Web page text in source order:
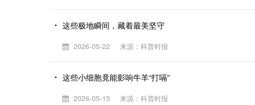
这些极地瞬间，藏着最美坚守
2026-05-22 来源：科普时报
这些小细胞竟能影响牛羊“打嗝”
2026-05-15 来源：科普时报